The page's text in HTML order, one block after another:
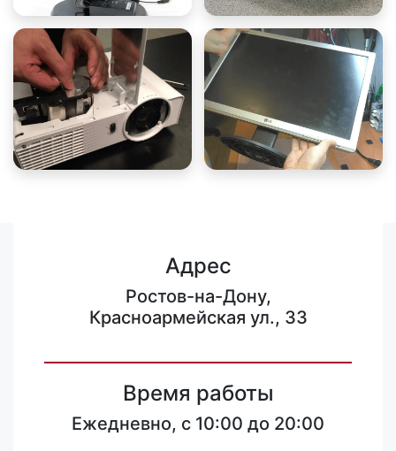
Адрес
Ростов-на-Дону,
Красноармейская ул., 33
Время работы
Ежедневно, с 10:00 до 20:00